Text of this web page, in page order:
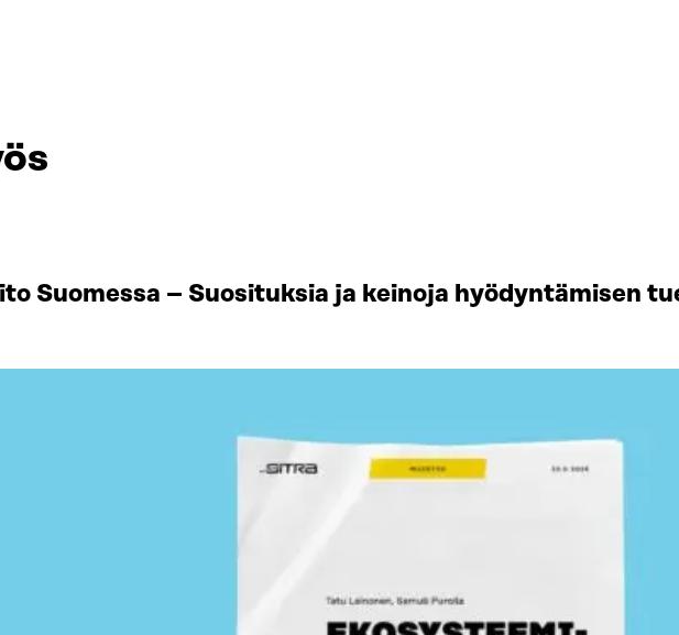
Suomessa – Suosituksia ja keinoja hyödyntämisen